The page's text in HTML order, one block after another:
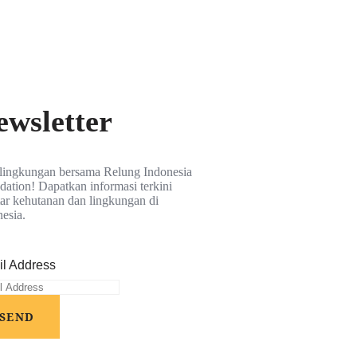
bersama Relung Indonesia
Dapatkan informasi terkini
kehutanan dan lingkungan di
Address
SEND